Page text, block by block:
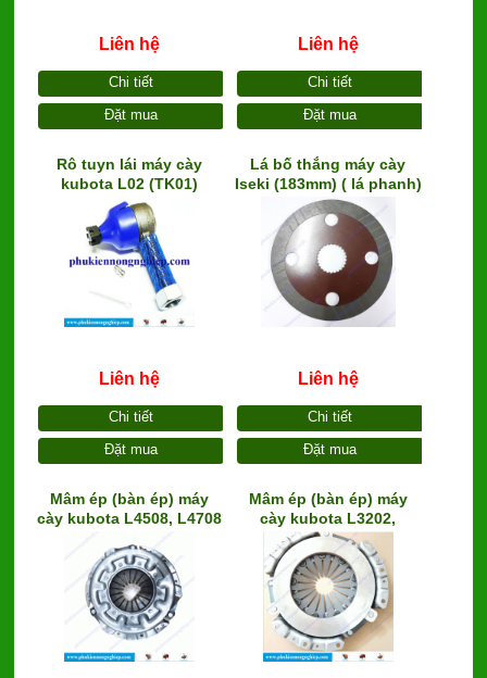
Liên hệ
Chi tiết
Đặt mua
Liên hệ
Chi tiết
Đặt mua
Rô tuyn lái máy cày
kubota L02 (TK01)
L2202,L2402
Liên hệ
Chi tiết
Đặt mua
Lá bố thắng máy cày
Iseki (183mm) ( lá phanh)
Liên hệ
Chi tiết
Đặt mua
Mâm ép (bàn ép) máy
cày kubota L4508, L4708
Mâm ép (bàn ép) máy
cày kubota L3202,
L3602, L4202